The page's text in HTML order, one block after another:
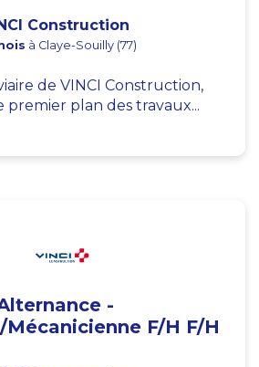
Construction
à Claye-Souilly (77)
de VINCI Construction,
plan des travaux...
-
F/H F/H